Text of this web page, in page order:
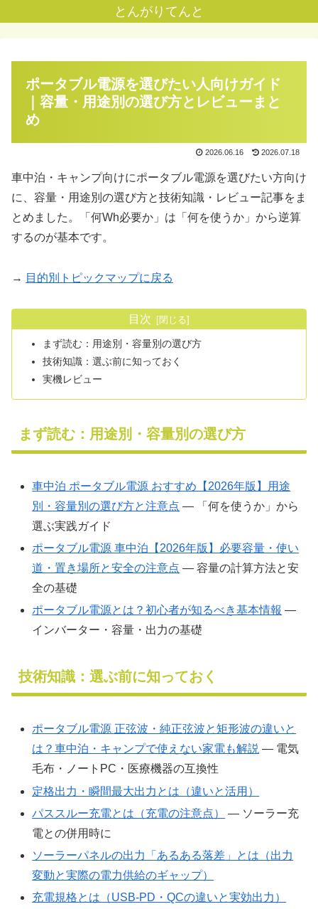
とんがりてんと
ポータブル電源を選びたい人向けガイド
｜容量・用途別の選び方とレビューまと
め
2026.06.16 2026.07.18
車中泊・キャンプ向けにポータブル電源を選びたい方向け
に、容量・用途別の選び方と技術知識・レビュー記事をま
とめました。「何Wh必要か」は「何を使うか」から逆算
するのが基本です。
→ 目的別トピックマップに戻る
目次
まず読む：用途別・容量別の選び方
技術知識：選ぶ前に知っておく
実機レビュー
まず読む：用途別・容量別の選び方
車中泊 ポータブル電源 おすすめ【2026年版】用途
別・容量別の選び方と注意点 ― 「何を使うか」から
選ぶ実践ガイド
ポータブル電源 車中泊【2026年版】必要容量・使い
道・置き場所と安全の注意点 ― 容量の計算方法と安
全の基礎
ポータブル電源とは？初心者が知るべき基本情報 ―
インバーター・容量・出力の基礎
技術知識：選ぶ前に知っておく
ポータブル電源 正弦波・純正弦波と矩形波の違いと
は？車中泊・キャンプで使えない家電も解説 ― 電気
毛布・ノートPC・医療機器の互換性
定格出力・瞬間最大出力とは（違いと活用）
パススルー充電とは（充電の注意点）
― ソーラー充
電との併用時に
ソーラーパネルの出力「あるある落差」とは（出力
変動と実際の電力供給のギャップ）
充電規格とは（USB-PD・QCの違いと実効出力）